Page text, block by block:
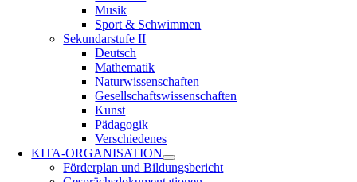
Musik
Sport & Schwimmen
Sekundarstufe II
Deutsch
Mathematik
Naturwissenschaften
Gesellschaftswissenschaften
Kunst
Pädagogik
Verschiedenes
KITA-ORGANISATION
Förderplan und Bildungsbericht